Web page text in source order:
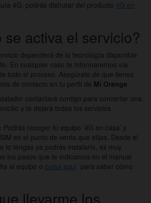
4G, podrás disfrutar del producto 4G en
se activa el servicio?
dependerá de la tecnología disponible
En cualquier caso te informaremos vía
todo el proceso. Asegúrate de que tienes
de contacto en tu perfil de Mi Orange.
contactará contigo para concertar una
y te dejará todos los servicios
Podrás recoger tu equipo ‘4G en casa’ y
en el punto de venta que elijas. Desde el
lo tengas ya podrás instalarlo, es muy
los pasos que te indicamos en el manual
al equipo o pulsa aquí
para saber cómo
llevarme los